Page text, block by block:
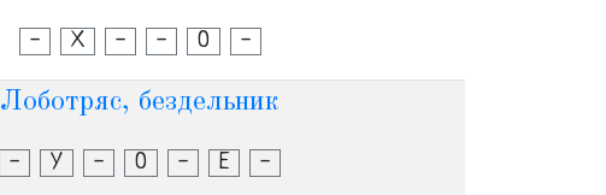
- Х - - О -
Лоботряс, бездельник
- У - О - Е -